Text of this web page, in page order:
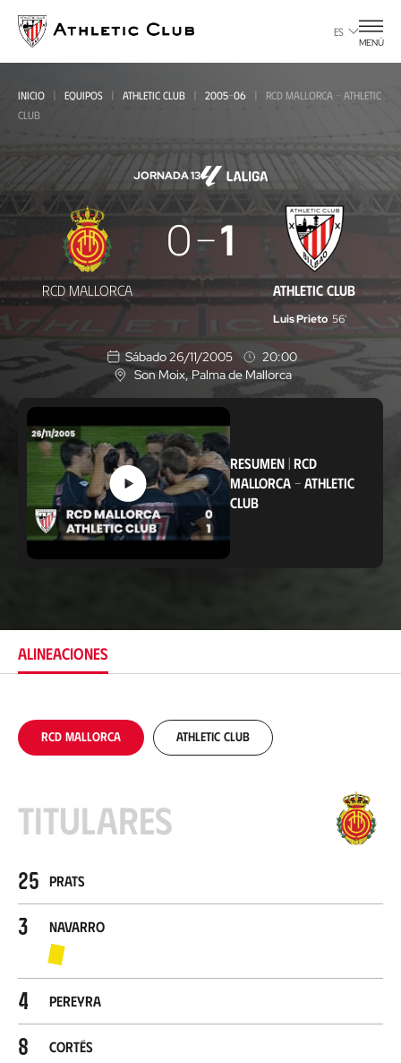
contenido
principal
ES
MENÚ
INICIO EQUIPOS ATHLETIC CLUB 2005-06
RCD MALLORCA - ATHLETIC
CLUB
JORNADA 13
RCD
Mallorca
-
Athletic
Club
RCD MALLORCA
0 1
ATHLETIC CLUB
Luis Prieto 56'
Sábado 26/11/2005
20:00
U
b
i
c
a
c
i
ó
n
Son Moix, Palma de Mallorca
RESUMEN| RCD
MALLORCA- ATHLETIC
CLUB
ALINEACIONES
RCD Mallorca Athletic Club
Titulares
25 Prats
3 Navarro
4 Pereyra
8 Cortés